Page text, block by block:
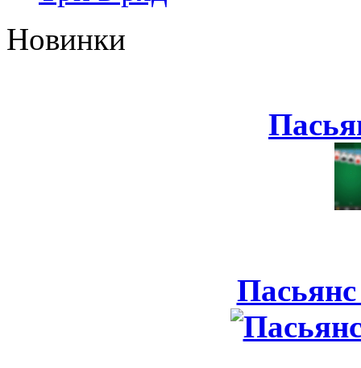
Новинки